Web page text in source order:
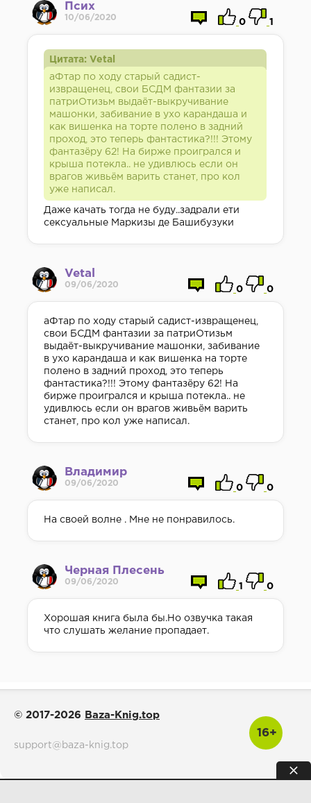
Псих
10/06/2020
0 1
Цитата: Vetal
аФтар по ходу старый садист-
извращенец, свои БСДМ фантазии за
патриОтизьм выдаёт-выкручивание
машонки, забивание в ухо карандаша и
как вишенка на торте полено в задний
проход, это теперь фантастика?!!! Этому
фантазёру 62! На бирже проигрался и
крыша потекла.. не удивлюсь если он
врагов живьём варить станет, про кол
уже написал.
Даже качать тогда не буду..задрали ети
сексуальные Маркизы де Башибузуки
Vetal
09/06/2020
0 0
аФтар по ходу старый садист-извращенец,
свои БСДМ фантазии за патриОтизьм
выдаёт-выкручивание машонки, забивание
в ухо карандаша и как вишенка на торте
полено в задний проход, это теперь
фантастика?!!! Этому фантазёру 62! На
бирже проигрался и крыша потекла.. не
удивлюсь если он врагов живьём варить
станет, про кол уже написал.
Владимир
09/06/2020
0 0
На своей волне . Мне не понравилось.
Черная Плесень
09/06/2020
1 0
Хорошая книга была бы.Но озвучка такая
что слушать желание пропадает.
© 2017-2026 Baza-Knig.top
16+
support@baza-knig.top